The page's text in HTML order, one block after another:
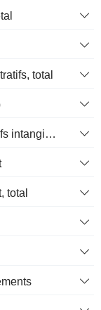
total
Dépréciation du goodwill et des actifs intangibles
total